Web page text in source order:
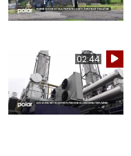
02:44